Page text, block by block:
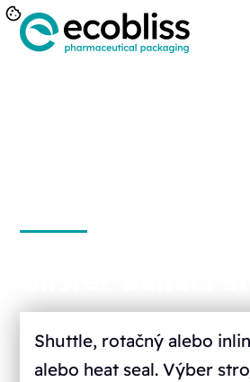
Shuttle, rotačný alebo
alebo heat seal. Výber